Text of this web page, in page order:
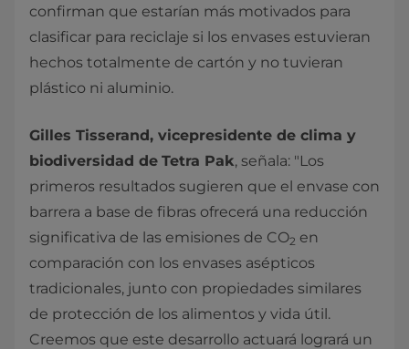
confirman que estarían más motivados para
clasificar para reciclaje si los envases estuvieran
hechos totalmente de cartón y no tuvieran
plástico ni aluminio.
Gilles Tisserand, vicepresidente de clima y
biodiversidad de Tetra Pak, señala: "Los
primeros resultados sugieren que el envase con
barrera a base de fibras ofrecerá una reducción
significativa de las emisiones de CO2 en
comparación con los envases asépticos
tradicionales, junto con propiedades similares
de protección de los alimentos y vida útil.
Creemos que este desarrollo actuará logrará un